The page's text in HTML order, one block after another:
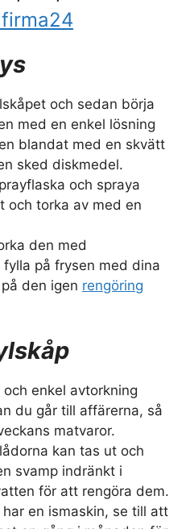
och sedan börja
med en enkel lösning
blandat med en skvätt
sked diskmedel.
och spraya
och torka av med en
den med
fylla på frysen med dina
den igen rengöring
enkel avtorkning
du går till affärerna, så
matvaror.
kan tas ut och
svamp indränkt i
för att rengöra dem.
en ismaskin, se till att